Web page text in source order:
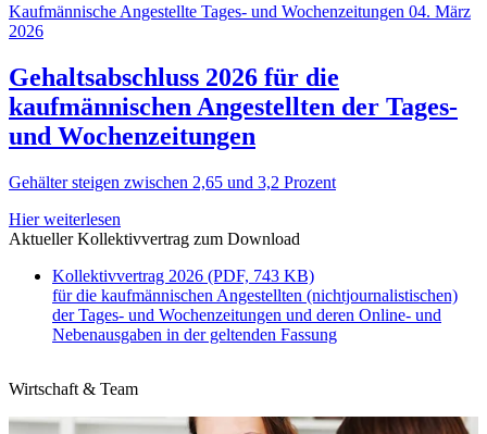
Kaufmännische Angestellte Tages- und Wochenzeitungen 04. März
2026
Gehaltsabschluss 2026 für die
kaufmännischen Angestellten der Tages-
und Wochenzeitungen
Gehälter steigen zwischen 2,65 und 3,2 Prozent
Hier weiterlesen
Aktueller Kollektivvertrag zum Download
Kollektivvertrag 2026 (PDF, 743 KB)
für die kaufmännischen Angestellten (nichtjournalistischen)
der Tages- und Wochenzeitungen und deren Online- und
Nebenausgaben in der geltenden Fassung
Wirtschaft & Team